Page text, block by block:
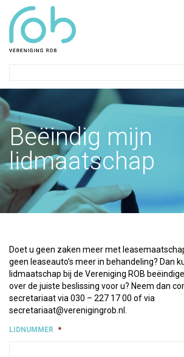
Beëindig mijn
lidmaatschap
Doet u geen zaken meer met
geen leaseauto’s meer in behandeling? Dan
lidmaatschap bij de Vereniging ROB
over de juiste beslissing voor u? Neem dan
secretariaat via 030 – 227 17 00 of via
secretariaat@verenigingrob.nl.
LIDNUMMER *